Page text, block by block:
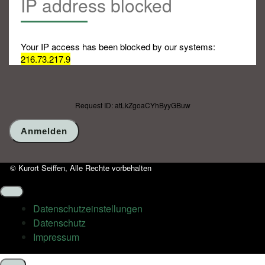
IP address blocked
Your IP access has been blocked by our systems:
216.73.217.9
Request ID: atLkZgoaCYhByyGBuw
© Kurort Seiffen, Alle Rechte vorbehalten
Datenschutz­einstellungen
Datenschutz
Impressum